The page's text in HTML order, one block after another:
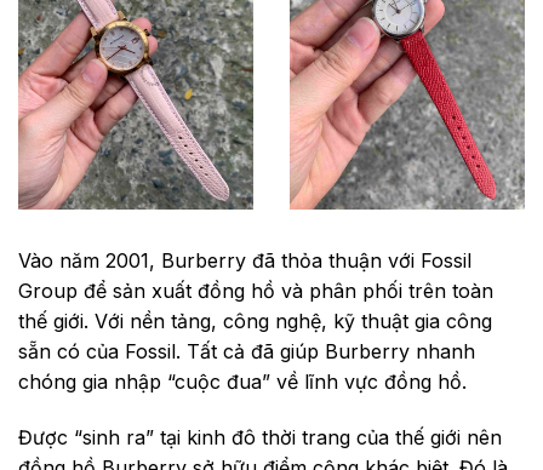
Vào năm 2001, Burberry đã thỏa thuận với Fossil
Group để sản xuất đồng hồ và phân phối trên toàn
thế giới. Với nền tảng, công nghệ, kỹ thuật gia công
sẵn có của Fossil. Tất cả đã giúp Burberry nhanh
chóng gia nhập “cuộc đua” về lĩnh vực đồng hồ.
Được “sinh ra” tại kinh đô thời trang của thế giới nên